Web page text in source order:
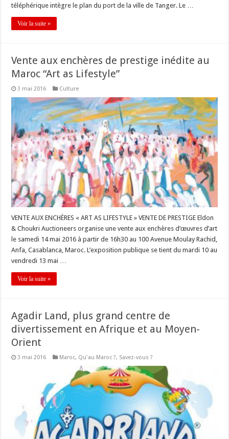
téléphérique intègre le plan du port de la ville de Tanger. Le …
Voir la suite »
Vente aux enchères de prestige inédite au
Maroc “Art as Lifestyle”
3 mai 2016 Culture
VENTE AUX ENCHÈRES « ART AS LIFESTYLE » VENTE DE PRESTIGE Eldon
& Choukri Auctioneers organise une vente aux enchères d’œuvres d’art
le samedi 14 mai 2016 à partir de 16h30 au 100 Avenue Moulay Rachid,
Anfa, Casablanca, Maroc. L’exposition publique se tient du mardi 10 au
vendredi 13 mai …
Voir la suite »
Agadir Land, plus grand centre de
divertissement en Afrique et au Moyen-
Orient
3 mai 2016 Maroc, Qu'au Maroc ?, Savez-vous ?